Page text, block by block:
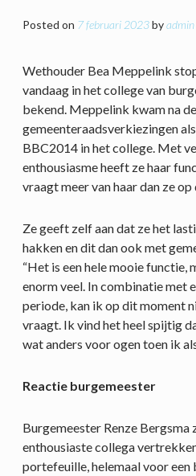
Posted on 7 februari 2023byadmin
Wethouder Bea Meppelink
vandaag in het college van
bekend. Meppelink kwam na de
gemeenteraadsverkiezingen
BBC2014 in het college. Met
enthousiasme heeft ze haar
vraagt meer van haar dan ze
Ze geeft zelf aan dat ze het
hakken en dit dan ook met
“Het is een hele mooie functie,
enorm veel. In combinatie met
periode, kan ik op dit moment
vraagt. Ik vind het heel spijtig
wat anders voor ogen toen ik
Reactie burgemeester
Burgemeester Renze Bergsma
enthousiaste collega
portefeuille, helemaal voor een